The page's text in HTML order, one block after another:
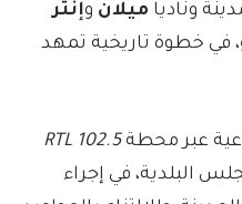
وناديا ميلان وإنتر
، في خطوة تاريخية تمهد
عبر محطةRTL 102.5
البلدية، في إجراء